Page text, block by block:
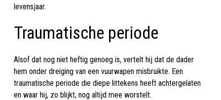
levensjaar.
Traumatische periode
Alsof dat nog niet heftig genoeg is, vertelt hij dat de dader
hem onder dreiging van een vuurwapen misbruikte. Een
traumatische periode die diepe littekens heeft achtergelaten
en waar hij, zo blijkt, nog altijd mee worstelt.